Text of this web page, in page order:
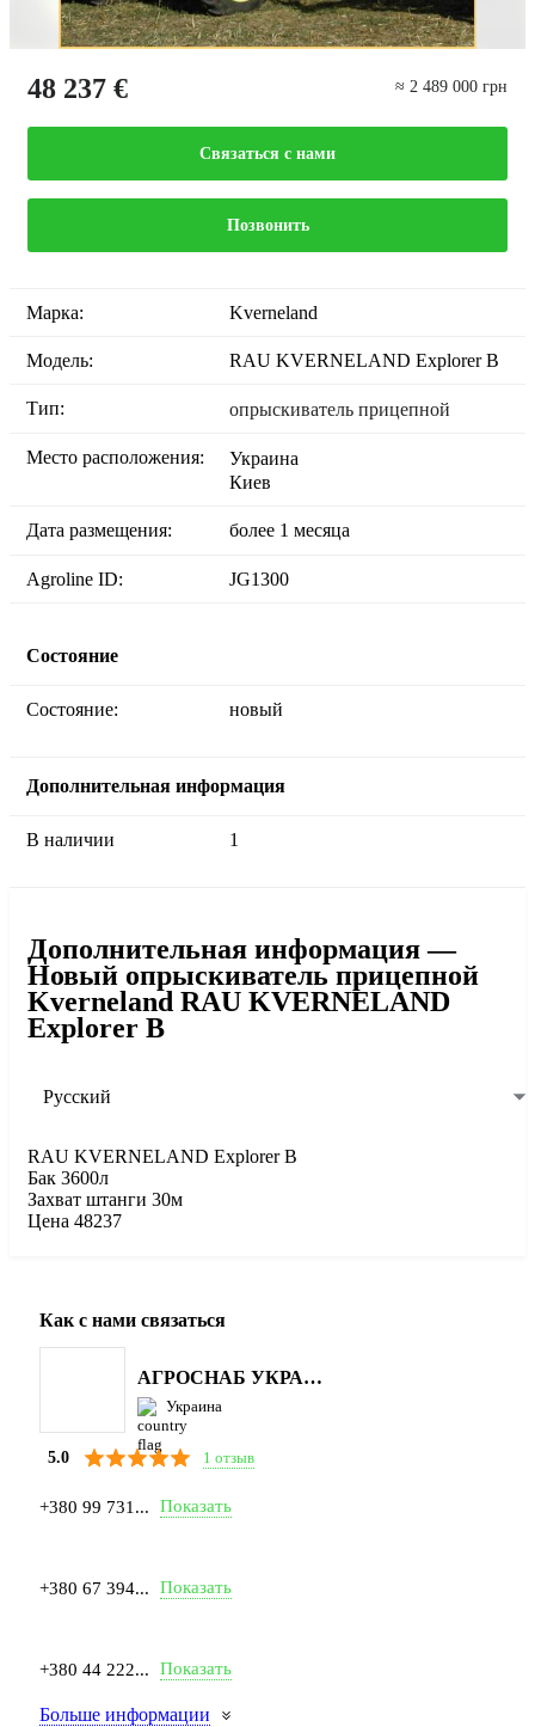
48 237 € ≈ 2 489 000 грн
Связаться с нами
Позвонить
Марка: Kverneland
Модель: RAU KVERNELAND Explorer B
Тип: опрыскиватель прицепной
Место расположения:
Украина
Киев
Дата размещения: более 1 месяца
Agroline ID: JG1300
Состояние
Состояние: новый
Дополнительная информация
В наличии 1
Дополнительная информация —
Новый опрыскиватель прицепной
Kverneland RAU KVERNELAND
Explorer B
Русский
RAU KVERNELAND Explorer B
Бак 3600л
Захват штанги 30м
Цена 48237
Как с нами связаться
АГРОСНАБ УКРАЇНА
Украина
5.0 1 отзыв
+380 99 731... Показать
+380 67 394... Показать
+380 44 222... Показать
Больше информации